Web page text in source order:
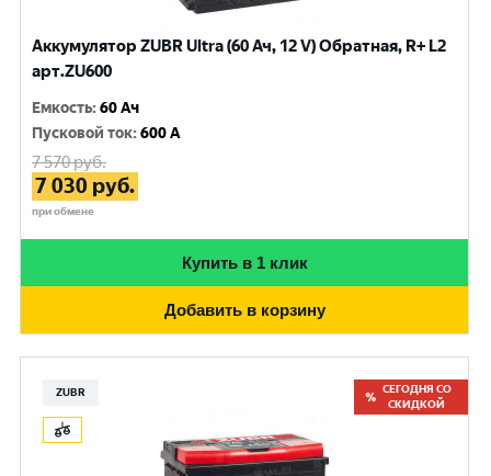
Аккумулятор ZUBR Ultra (60 Ач, 12 V) Обратная, R+ L2
арт.ZU600
Емкость:60 Ач
Пусковой ток:600 A
7 570руб.
7 030 руб.
при обмене
Купить в 1 клик
Добавить в корзину
ZUBR
СЕГОДНЯ СО
СКИДКОЙ